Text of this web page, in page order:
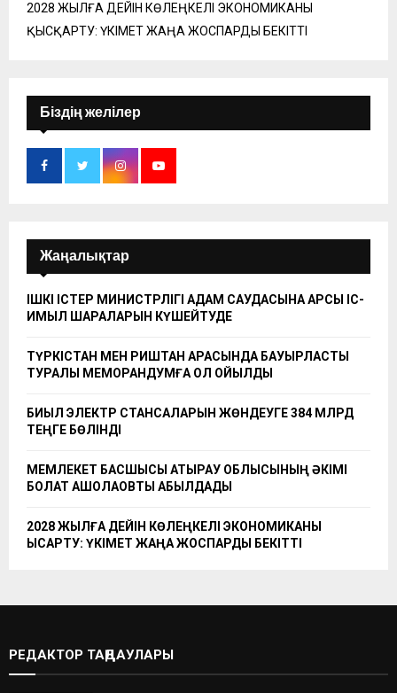
2028 ЖЫЛҒА ДЕЙІН КӨЛЕҢКЕЛІ ЭКОНОМИКАНЫ
ҚЫСҚАРТУ: ҮКІМЕТ ЖАҢА ЖОСПАРДЫ БЕКІТТІ
Біздің желілер
Жаңалықтар
ІШКІ ІСТЕР МИНИСТРЛІГІ АДАМ САУДАСЫНА ҚАРСЫ ІС-
ҚИМЫЛ ШАРАЛАРЫН КҮШЕЙТУДЕ
ТҮРКІСТАН МЕН РИШТАН АРАСЫНДА БАУЫРЛАСТЫҚ
ТУРАЛЫ МЕМОРАНДУМҒА ҚОЛ ҚОЙЫЛДЫ
БИЫЛ ЭЛЕКТР СТАНСАЛАРЫН ЖӨНДЕУГЕ 384 МЛРД
ТЕҢГЕ БӨЛІНДІ
МЕМЛЕКЕТ БАСШЫСЫ АТЫРАУ ОБЛЫСЫНЫҢ ӘКІМІ
БОЛАТ АҚШОЛАҚОВТЫ ҚАБЫЛДАДЫ
2028 ЖЫЛҒА ДЕЙІН КӨЛЕҢКЕЛІ ЭКОНОМИКАНЫ
ҚЫСҚАРТУ: ҮКІМЕТ ЖАҢА ЖОСПАРДЫ БЕКІТТІ
РЕДАКТОР ТАҢДАУЛАРЫ